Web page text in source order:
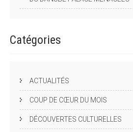
Catégories
ACTUALITÉS
COUP DE CŒUR DU MOIS
DÉCOUVERTES CULTURELLES